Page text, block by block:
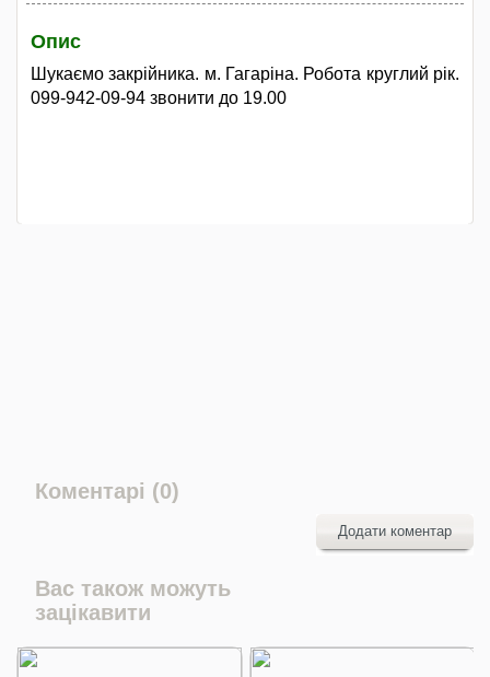
Опис
Шукаємо закрійника. м. Гагаріна. Робота круглий рік.
099-942-09-94 звонити до 19.00
Коментарі (0)
Додати коментар
Вас також можуть
зацікавити